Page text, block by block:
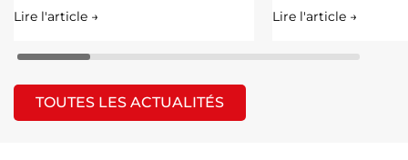
Lire l'article →
Lire l'article →
TOUTES LES ACTUALITÉS